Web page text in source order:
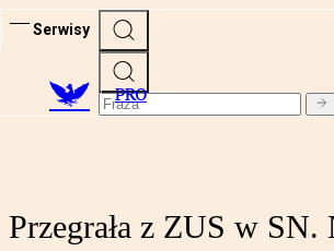
Serwisy
PRO
Przegrała z ZUS w SN.